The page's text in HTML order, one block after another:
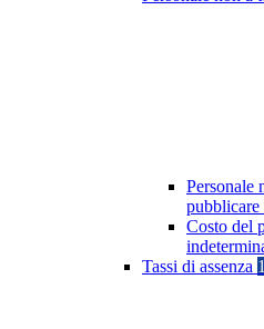
Personale
Costo del
Tassi di assenza